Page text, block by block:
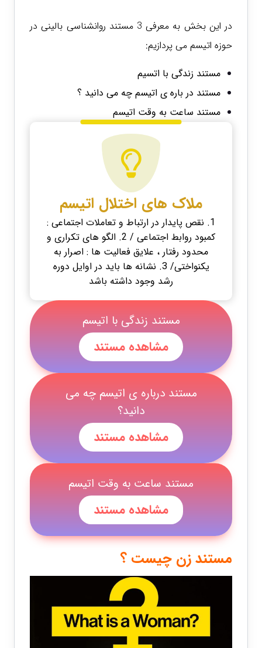
در این بخش به معرفی 3 مستند روانشناسی بالینی در
حوزه اتیسم می پردازیم:
مستند زندگی با اتسیم
مستند در باره ی اتیسم چه می دانید ؟
مستند ساعت به وقت اتیسم
ملاک های اختلال اتیسم
1. نقص پایدار در ارتباط و تعاملات اجتماعی :
کمبود روابط اجتماعی / 2. الگو های تکراری و
محدود رفتار ، علایق فعالیت ها : اصرار به
یکنواختی/ 3. نشانه ها باید در اوایل دوره
رشد وجود داشته باشد
مستند زندگی با اتیسم
مشاهده مستند
مستند درباره ی اتیسم چه می
دانید؟
مشاهده مستند
مستند ساعت به وقت اتیسم
مشاهده مستند
مستند زن چیست ؟